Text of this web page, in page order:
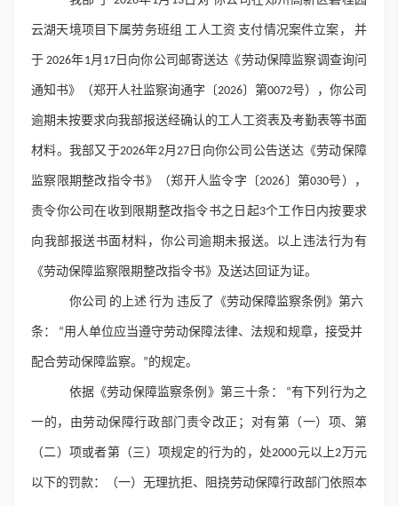
云湖天境项目下属劳务班组 工人工资 支付情况案件立案， 并
于 2026年1月17日向你公司邮寄送达《劳动保障监察调查询问
通知书》（郑开人社监察询通字〔2026〕第0072号），你公司
逾期未按要求向我部报送经确认的工人工资表及考勤表等书面
材料。我部又于2026年2月27日向你公司公告送达《劳动保障
监察限期整改指令书》（郑开人监令字〔2026〕第030号），
责令你公司在收到限期整改指令书之日起3个工作日内按要求
向我部报送书面材料，你公司逾期未报送。以上违法行为有
《劳动保障监察限期整改指令书》及送达回证为证。
你公司 的上述 行为 违反了《劳动保障监察条例》第六
条： “用人单位应当遵守劳动保障法律、法规和规章，接受并
配合劳动保障监察。”的规定。
依据《劳动保障监察条例》第三十条： “有下列行为之
一的，由劳动保障行政部门责令改正；对有第（一）项、第
（二）项或者第（三）项规定的行为的，处2000元以上2万元
以下的罚款：（一）无理抗拒、阻挠劳动保障行政部门依照本